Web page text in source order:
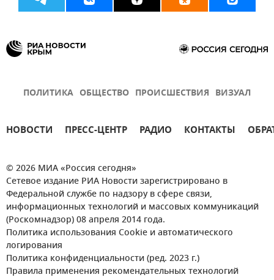
ПОЛИТИКА ОБЩЕСТВО ПРОИСШЕСТВИЯ ВИЗУАЛ
НОВОСТИ ПРЕСС-ЦЕНТР РАДИО КОНТАКТЫ
© 2026 МИА «Россия сегодня»
Сетевое издание РИА Новости зарегистрировано в
Федеральной службе по надзору в сфере связи,
информационных технологий и массовых коммуникаций
(Роскомнадзор) 08 апреля 2014 года.
Политика использования Cookie и автоматического
логирования
Политика конфиденциальности (ред. 2023 г.)
Правила применения рекомендательных технологий